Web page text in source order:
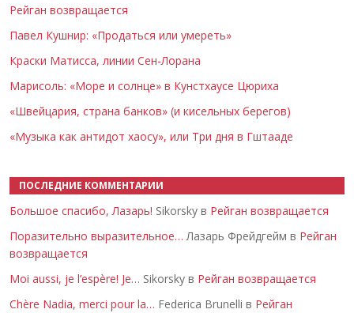
Рейган возвращается
Павел Кушнир: «Продаться или умереть»
Краски Матисса, линии Сен-Лорана
Марисоль: «Море и солнце» в Кунстхаусе Цюриха
«Швейцария, страна банков» (и кисельных берегов)
«Музыка как антидот хаосу», или Три дня в Гштааде
ПОСЛЕДНИЕ КОММЕНТАРИИ
Большое спасибо, Лазарь! Sikorsky в Рейган возвращается
Поразительно выразительное… Лазарь Фрейдгейм в Рейган
возвращается
Moi aussi, je l’espère! Je… Sikorsky в Рейган возвращается
Chère Nadia, merci pour la… Federica Brunelli в Рейган